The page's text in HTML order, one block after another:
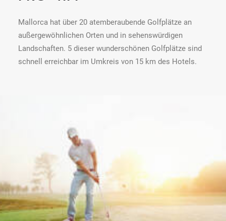
Mallorca hat über 20 atemberaubende Golfplätze an
außergewöhnlichen Orten und in sehenswürdigen
Landschaften. 5 dieser wunderschönen Golfplätze sind
schnell erreichbar im Umkreis von 15 km des Hotels.